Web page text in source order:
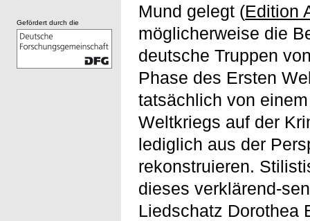
Mund gelegt (Edition
möglicherweise die
deutsche Truppen
Phase des Ersten
tatsächlich von
Weltkriegs auf der
lediglich aus der
rekonstruieren.
dieses verklärend-
Liedschatz Dorothea
Gefördert durch die